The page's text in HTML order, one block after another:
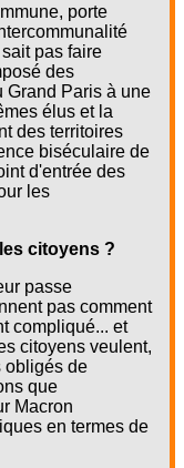
porte
pas faire
des
Grand Paris à une
élus et la
des territoires
biséculaire de
d'entrée des
les
citoyens ?
passe
pas comment
compliqué... et
citoyens veulent,
obligés de
que
Macron
en termes de